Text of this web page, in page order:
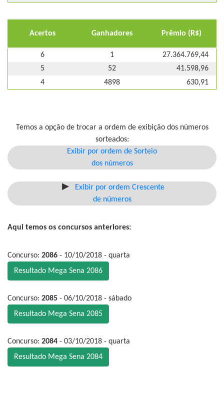
Acertos Ganhadores Prêmio (R$)
6 1
27.364.769,44
5
52
41.598,96
4
4898 630,91
Temos a opção de trocar a ordem de exibição dos números
sorteados:
Exibir por ordem de Sorteio
dos números
Exibir por ordem Crescente
de números
Aqui temos os concursos anteriores:
Concurso: 2086 - 10/10/2018 - quarta
Resultado Mega Sena 2086
Concurso: 2085 - 06/10/2018 - sábado
Resultado Mega Sena 2085
Concurso: 2084 - 03/10/2018 - quarta
Resultado Mega Sena 2084